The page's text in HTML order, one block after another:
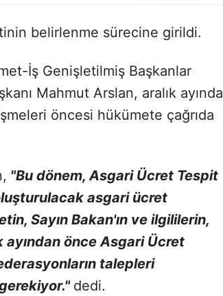
belirlenme sürecine girildi.
İş Genişletilmiş Başkanlar
Mahmut Arslan, aralık ayında
öncesi hükümete çağrıda
"Bu dönem, Asgari Ücret Tespit
asgari ücret
Sayın Bakan'ın ve ilgililerin,
ayından önce Asgari Ücret
talepleri
dedi.